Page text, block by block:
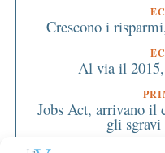
Crescono i
Al via il 2015,
Jobs Act, arrivano il
gli sgravi